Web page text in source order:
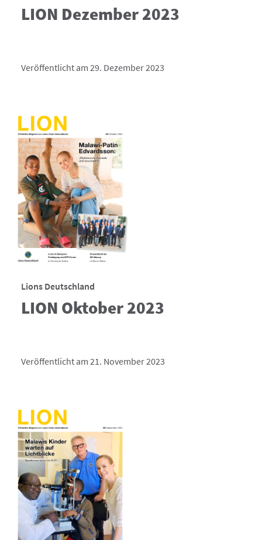
LION Dezember 2023
Veröffentlicht am 29. Dezember 2023
Lions Deutschland
LION Oktober 2023
Veröffentlicht am 21. November 2023